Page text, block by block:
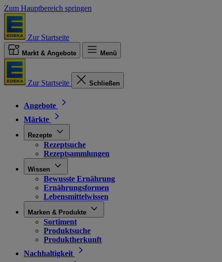
Zum Hauptbereich springen
Zur Startseite
Markt & Angebote Menü
Zur Startseite Schließen
Angebote
Märkte
Rezepte
Rezeptsuche
Rezeptsammlungen
Wissen
Bewusste Ernährung
Ernährungsformen
Lebensmittelwissen
Marken & Produkte
Sortiment
Produktsuche
Produktherkunft
Nachhaltigkeit